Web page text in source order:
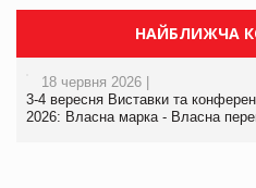
НАЙБЛИЖЧА
18 червня 2026 |
3-4 вересня Виставки та
2026: Власна марка - Власна